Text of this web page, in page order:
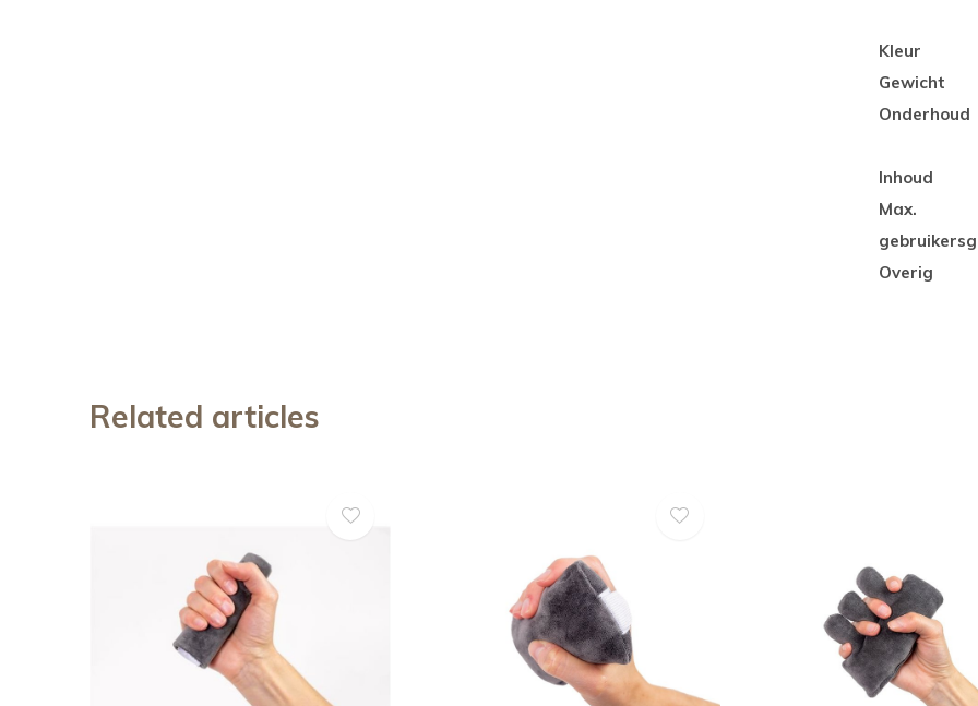
Kleur
Gewicht
Onderhoud
Inhoud
Max.
Overig
Related articles